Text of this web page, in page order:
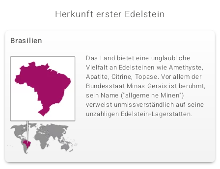
Herkunft erster Edelstein
Brasilien
Das Land bietet eine unglaubliche
Vielfalt an Edelsteinen wie Amethyste,
Apatite, Citrine, Topase. Vor allem der
Bundesstaat Minas Gerais ist berühmt,
sein Name ("allgemeine Minen")
verweist unmissverständlich auf seine
unzähligen Edelstein-Lagerstätten.